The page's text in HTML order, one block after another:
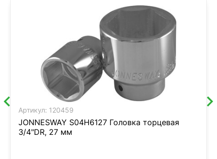
Артикул: 120459
JONNESWAY S04H6127 Головка торцевая
3/4"DR, 27 мм